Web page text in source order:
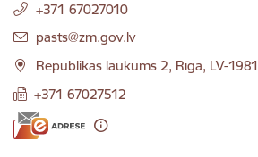
+371 67027010
E-pasts:
pasts@zm.gov.lv
Republikas laukums 2, Rīga, LV-1981
+371 67027512